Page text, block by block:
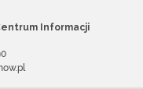
Informacji